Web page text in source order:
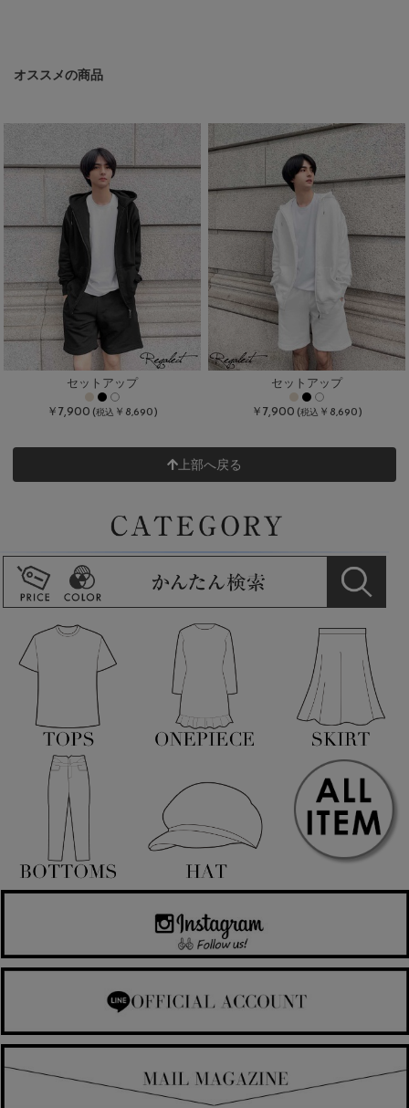
オススメの商品
セットアップ
￥7,900 (税込 ￥8,690)
セットアップ
￥7,900 (税込 ￥8,690)
上部へ戻る